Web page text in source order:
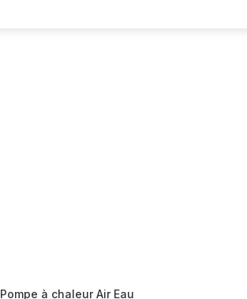
Pompe à chaleur Air Eau